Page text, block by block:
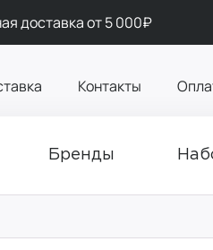
доставка от 5 000₽
Контакты
Бренды